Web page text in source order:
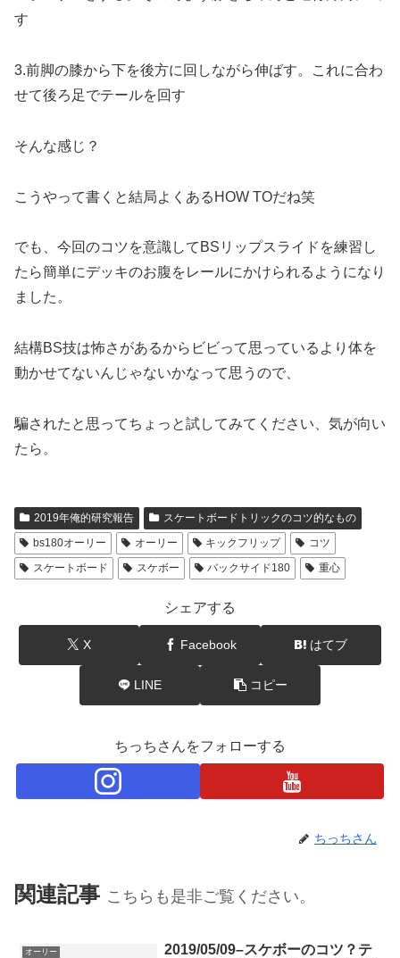
す
3.前脚の膝から下を後方に回しながら伸ばす。これに合わ
せて後ろ足でテールを回す
そんな感じ？
こうやって書くと結局よくあるHOW TOだね笑
でも、今回のコツを意識してBSリップスライドを練習し
たら簡単にデッキのお腹をレールにかけられるようになり
ました。
結構BS技は怖さがあるからビビって思っているより体を
動かせてないんじゃないかなって思うので、
騙されたと思ってちょっと試してみてください、気が向い
たら。
2019年俺的研究報告
スケートボードトリックのコツ的なもの
bs180オーリー
オーリー キックフリップ
コツ
スケートボード
スケボー バックサイド180 重心
シェアする
X Facebook はてブ
LINE コピー
ちっちさんをフォローする
ちっちさん
関連記事 こちらも是非ご覧ください。
オーリー
2019/05/09–スケボーのコツ？テ